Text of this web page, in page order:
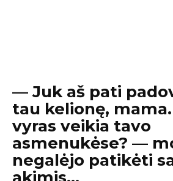
— Juk aš pati
tau kelionę,
vyras veikia tavo
asmenukėse? —
negalėjo patikėti